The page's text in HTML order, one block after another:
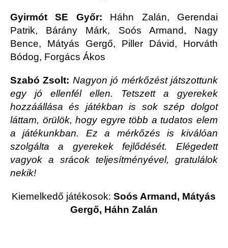
Gyirmót SE Győr: Háhn Zalán, Gerendai
Patrik, Bárány Márk, Soós Armand, Nagy
Bence, Mátyás Gergő, Piller Dávid, Horváth
Bódog, Forgács Ákos
Szabó Zsolt: Nagyon jó mérkőzést játszottunk
egy jó ellenfél ellen. Tetszett a gyerekek
hozzáállása és játékban is sok szép dolgot
láttam, örülök, hogy egyre több a tudatos elem
a játékunkban. Ez a mérkőzés is kiválóan
szolgálta a gyerekek fejlődését. Elégedett
vagyok a srácok teljesítményével, gratulálok
nekik!
Kiemelkedő játékosok:Soós Armand, Mátyás
Gergő, Háhn Zalán